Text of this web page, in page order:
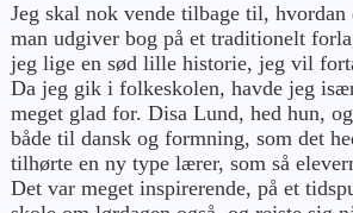
Jeg skal nok vende tilbage til, hvordan
man udgiver bog på et traditionelt
jeg lige en sød lille historie, jeg vil
Da jeg gik i folkeskolen, havde jeg
meget glad for. Disa Lund, hed hun,
både til dansk og formning, som det
tilhørte en ny type lærer, som så
Det var meget inspirerende, på et